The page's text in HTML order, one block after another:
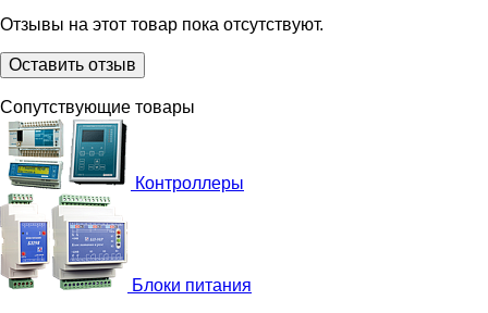
Отзывы на этот товар пока отсутствуют.
Оставить отзыв
Сопутствующие товары
Контроллеры
Блоки питания